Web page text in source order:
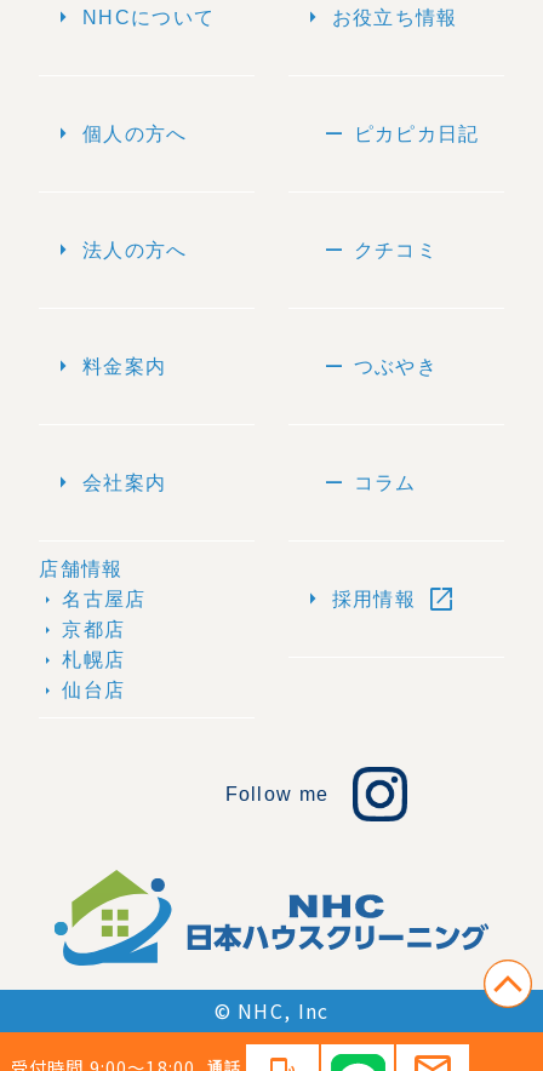
arrow_right NHCについて
arrow_right 個人の方へ
arrow_right 法人の方へ
arrow_right 料金案内
arrow_right 会社案内
店舗情報
arrow_right 名古屋店
arrow_right 京都店
arrow_right 札幌店
arrow_right 仙台店
arrow_right お役立ち情報
remove ピカピカ日記
remove クチコミ
remove つぶやき
remove コラム
arrow_right 採用情報 open_in_new
Follow me
© NHC, Inc